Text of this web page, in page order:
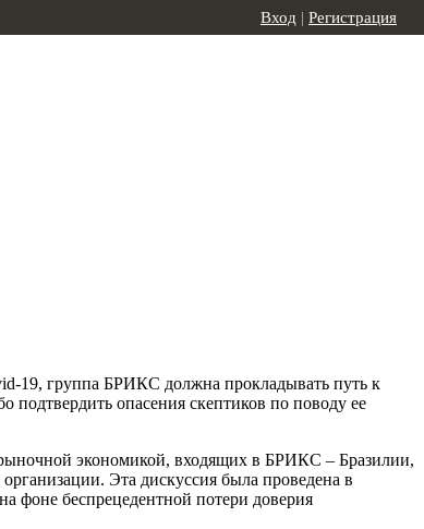
Вход | Регистрация
19, группа БРИКС должна прокладывать путь к
подтвердить опасения скептиков по поводу ее
экономикой, входящих в БРИКС – Бразилии,
Эта дискуссия была проведена в
фоне беспрецедентной потери доверия